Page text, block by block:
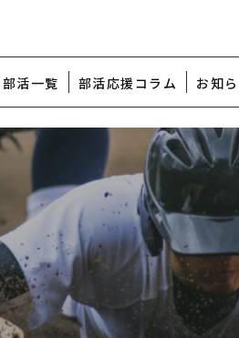
部活一覧 部活応援コラム お知